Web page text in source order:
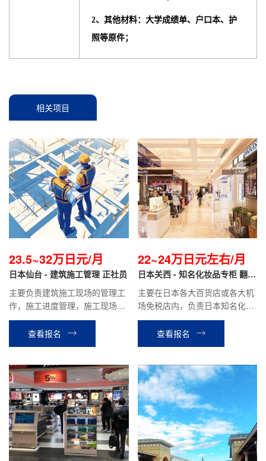
2、其他材料：大学成绩单、户口本、护
照等原件；
相关项目
23.5~32万日元/月
日本仙台 - 建筑施工管理 正社员
主要负责建筑施工现场的管理工
作，施工进度管理，施工现场协
调与管理。如学校学校、市民中
心等公共工程项目，商业楼、住
宅楼等民间工程项目。
查看报名
22~24万日元左右/月
日本关西 - 知名化妆品专柜 翻译
导购
主要在日本各大百货店或各大机
场免税店内，负责日本知名化妆
品品牌的销售翻译工作。
查看报名